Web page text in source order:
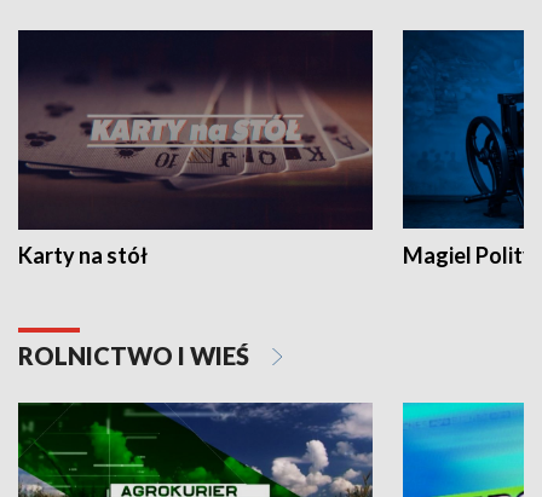
Karty na stół Magiel
ROLNICTWO I WIEŚ